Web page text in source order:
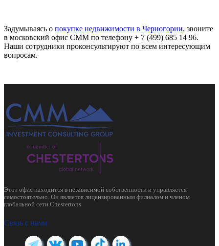
Задумываясь о покупке недвижимости в Черногории, звоните
в московский офис СММ по телефону + 7 (499) 685 14 96.
Наши сотрудники проконсультируют по всем интересующим
вопросам.
Этот офис находится в независимой собственности и управляется
самостоятельно. Он является лицензированным филиалом и членом
глобальной сети Chestertons
Связь с нами